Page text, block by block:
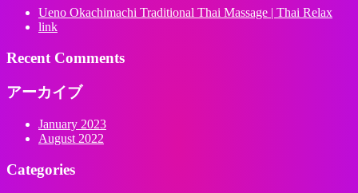
Ueno Okachimachi Traditional Thai Massage | Thai Relax
link
Recent Comments
アーカイブ
January 2023
August 2022
Categories